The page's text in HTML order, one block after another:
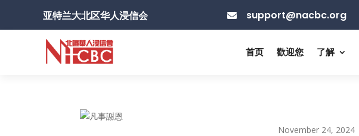
亚特兰大北区华人浸信会  support@nacbc.org
首页 歡迎您 了解
November 24, 2024